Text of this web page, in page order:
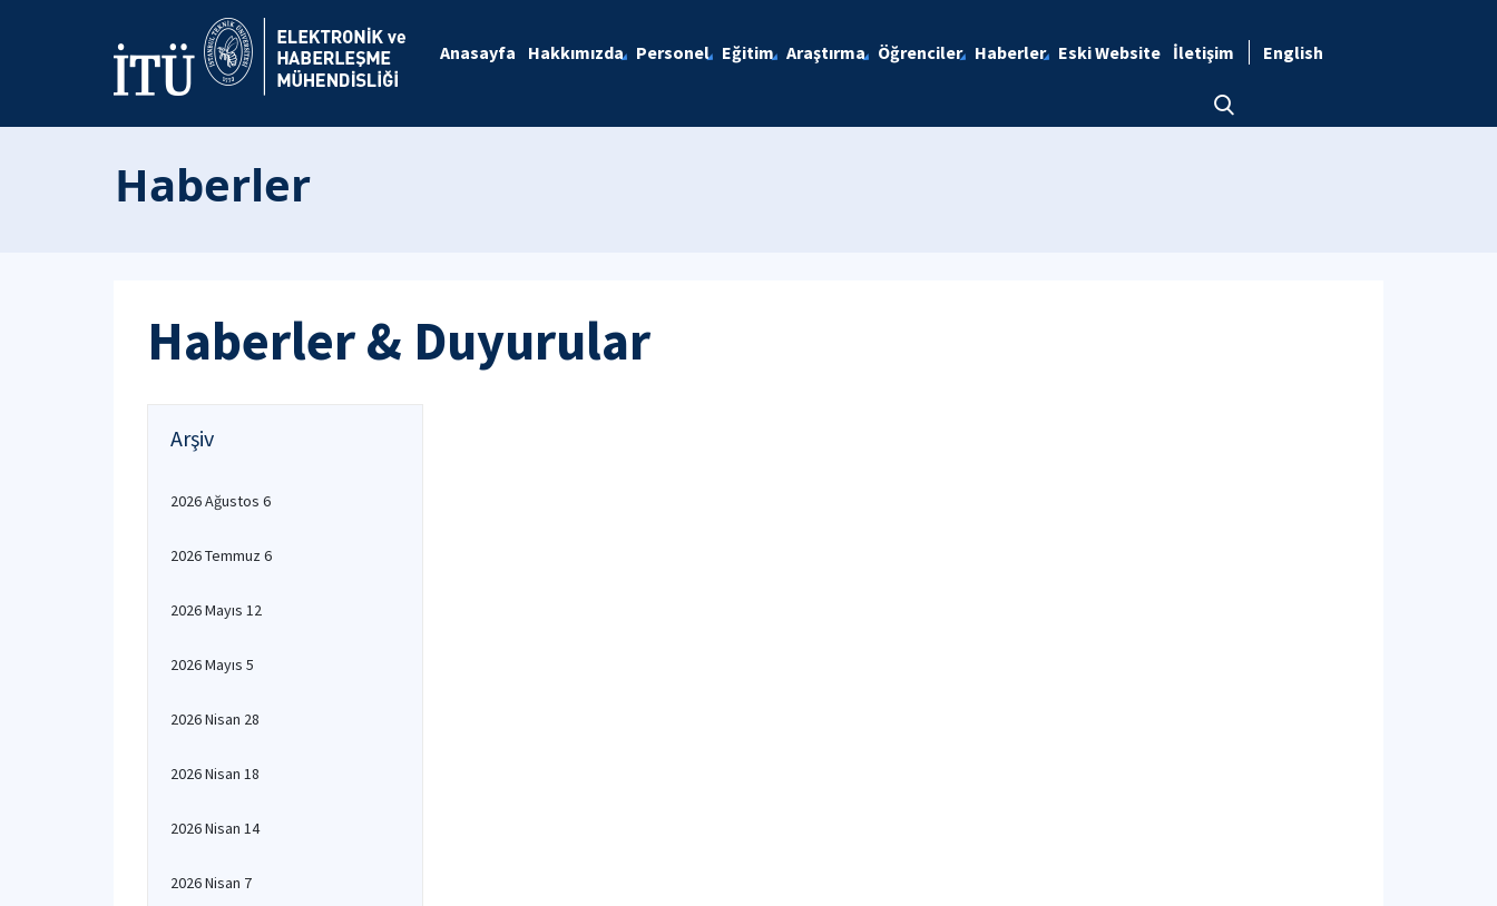
Anasayfa Hakkımızda Personel Eğitim Araştırma Öğrenciler Haberler Eski Website İletişim English
Haberler
Haberler & Duyurular
Arşiv
2026 Ağustos 6
2026 Temmuz 6
2026 Mayıs 12
2026 Mayıs 5
2026 Nisan 28
2026 Nisan 18
2026 Nisan 14
2026 Nisan 7